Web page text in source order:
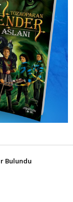
Bulundu